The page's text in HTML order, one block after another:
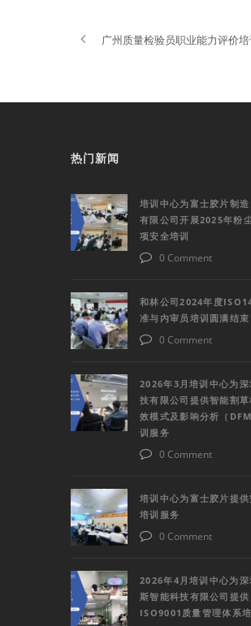
广州质量检验员职业能力评价
热门新闻
培训中心为富士胶片制造
有限公司开展2025年粉
项安全培训
0 Comment
和林公司2024年度
准与内审员培训圆满结束
0 Comment
2026年3月培训中心为深
技有限公司提供智能割
效模式及影响分析（
训服务
0 Comment
培训中心为富士胶片提供
培训服务
0 Comment
2026年4月培训中心为深
斯智能科技有限公司提供
ISO9001质量管理体系